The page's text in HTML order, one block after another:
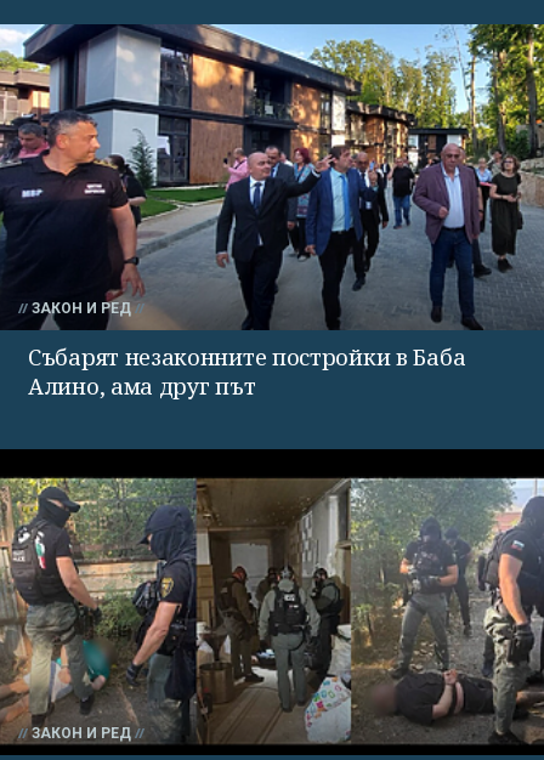
ЗАКОН И РЕД
Събарят незаконните постройки в Баба
Алино, ама друг път
ЗАКОН И РЕД